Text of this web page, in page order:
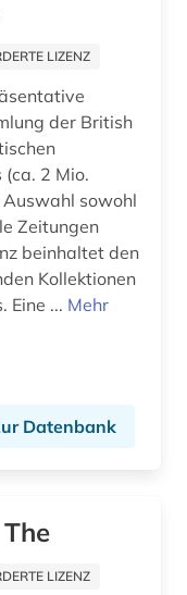
katholische kirche. sancta sedes (1)
LIZENZ
der British
2 Mio.
sowohl
Zeitungen
beinhaltet den
Kollektionen
Eine ... Mehr
Datenbank
LIZENZ